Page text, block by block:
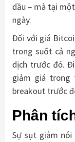
dầu – mà tại
ngày.
Đối với giá
trong suốt cả
dịch trước đó.
giảm giá trong
breakout trước
Phân
Sự sụt giảm